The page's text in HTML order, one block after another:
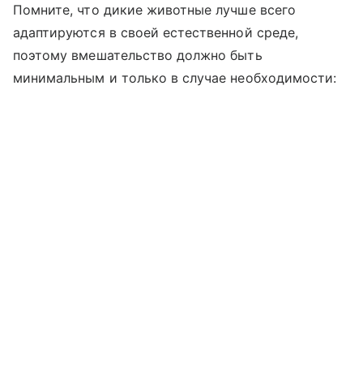
Помните, что дикие животные лучше всего
адаптируются в своей естественной среде,
поэтому вмешательство должно быть
минимальным и только в случае необходимости: